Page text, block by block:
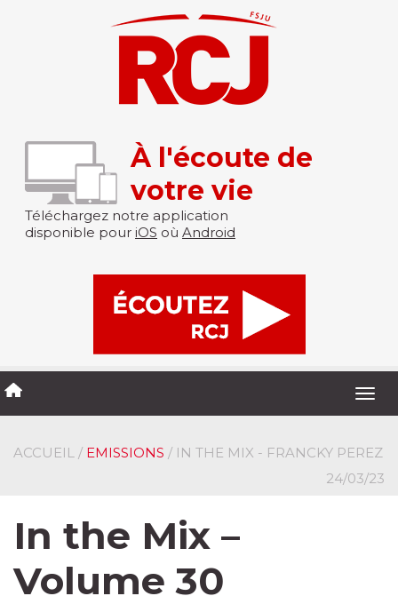
À l'écoute de
votre vie
Téléchargez notre application
disponible pour iOS où Android
ACCUEIL / EMISSIONS / IN THE MIX - FRANCKY PEREZ
24/03/23
In the Mix –
Volume 30